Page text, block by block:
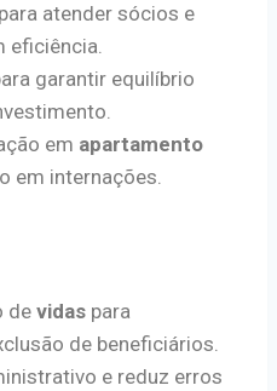
atender sócios e
eficiência.
garantir equilíbrio
em apartamento
em internações.
de vidas para
de beneficiários.
e reduz erros